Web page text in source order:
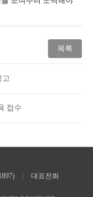
목록
고
접수
대표전화